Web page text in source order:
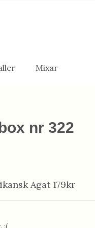
Mixar
nr 322
Agat 179kr
:(